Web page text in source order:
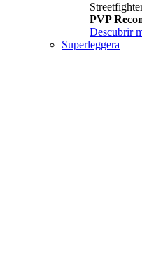
PVP
Descubrir
Superleggera